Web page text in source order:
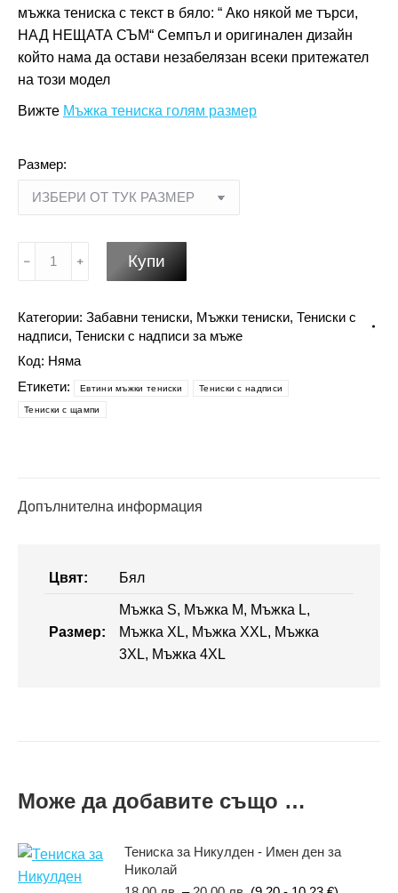
мъжка тениска с текст в бяло: “ Ако някой ме търси,
НАД НЕЩАТА СЪМ“ Семпъл и оригинален дизайн
който нама да остави незабелязан всеки притежател
на този модел
Вижте Мъжка тениска голям размер
Размер:
памучна
тениска
голям
размер
Купи
Категории: Забавни тениски, Мъжки тениски, Тениски с
надписи, Тениски с надписи за мъже
Код: Няма
Етикети:
Евтини мъжки тениски Тениски с надписи
Тениски с щампи
Допълнителна информация
Цвят: Бял
Размер:
Мъжка S, Мъжка M, Мъжка L,
Мъжка XL, Мъжка XXL, Мъжка
3XL, Мъжка 4XL
Може да добавите също …
Тениска за Никулден - Имен ден за
Николай